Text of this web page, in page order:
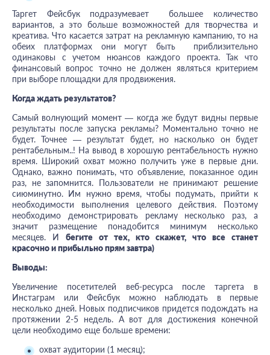
Таргет Фейсбук подразумевает большее количество
вариантов, а это больше возможностей для творчества и
креатива. Что касается затрат на рекламную кампанию, то на
обеих платформах они могут быть приблизительно
одинаковы с учетом нюансов каждого проекта. Так что
финансовый вопрос точно не должен являться критерием
при выборе площадки для продвижения.
Когда ждать результатов?
Самый волнующий момент — когда же будут видны первые
результаты после запуска рекламы? Моментально точно не
будет. Точнее — результат будет, но насколько он будет
рентабельным..! На вывод в хорошую рентабельность нужно
время. Широкий охват можно получить уже в первые дни.
Однако, важно понимать, что объявление, показанное один
раз, не запомнится. Пользователи не принимают решение
сиюминутно. Им нужно время, чтобы подумать, прийти к
необходимости выполнения целевого действия. Поэтому
необходимо демонстрировать рекламу несколько раз, а
значит размещение понадобится минимум несколько
месяцев. И бегите от тех, кто скажет, что все станет
красочно и прибыльно прям завтра)
Выводы:
Увеличение посетителей веб-ресурса после таргета в
Инстаграм или Фейсбук можно наблюдать в первые
несколько дней. Новых подписчиков придется подождать на
протяжении 2-5 недель. А вот для достижения конечной
цели необходимо еще больше времени:
охват аудитории (1 месяц);